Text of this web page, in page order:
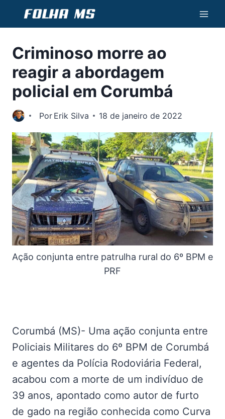
Conteúdo
Criminoso morre ao
reagir a abordagem
policial em Corumbá
Por Erik Silva 18 de janeiro de 2022
Ação conjunta entre patrulha rural do 6º BPM e
PRF
Corumbá (MS)- Uma ação conjunta entre
Policiais Militares do 6º BPM de Corumbá
e agentes da Polícia Rodoviária Federal,
acabou com a morte de um indivíduo de
39 anos, apontado como autor de furto
de gado na região conhecida como Curva